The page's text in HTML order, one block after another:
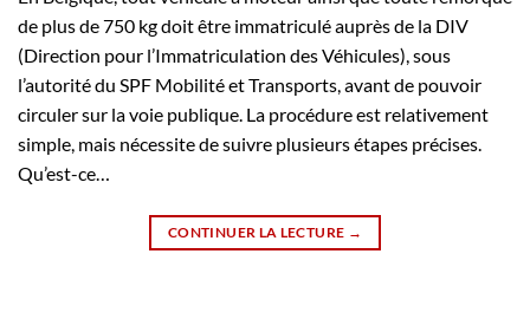
de plus de 750 kg doit être immatriculé auprès de la DIV
(Direction pour l’Immatriculation des Véhicules), sous
l’autorité du SPF Mobilité et Transports, avant de pouvoir
circuler sur la voie publique. La procédure est relativement
simple, mais nécessite de suivre plusieurs étapes précises.
Qu’est-ce…
CONTINUER LA LECTURE →